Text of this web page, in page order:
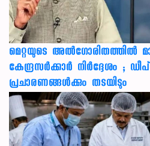
മെറ്റയുടെ അൽഗോരിതത്തിൽ
കേന്ദ്രസർക്കാർ നിർദ്ദേശം ;
പ്രചാരണങ്ങൾക്കും തടയിടും